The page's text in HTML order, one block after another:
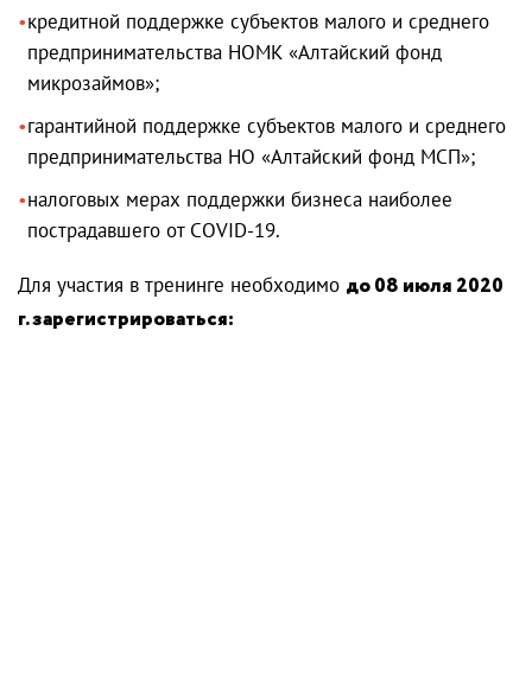
кредитной поддержке субъектов малого и среднего
предпринимательства НОМК «Алтайский фонд
микрозаймов»;
гарантийной поддержке субъектов малого и среднего
предпринимательства НО «Алтайский фонд МСП»;
налоговых мерах поддержки бизнеса наиболее
пострадавшего от COVID-19.
Для участия в тренинге необходимо до 08 июля 2020
г. зарегистрироваться: